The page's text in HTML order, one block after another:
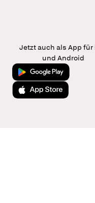
Jetzt auch als App für
und Android
Jetzt bei Google Play
Laden im App Store